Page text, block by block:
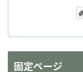
固定ページ